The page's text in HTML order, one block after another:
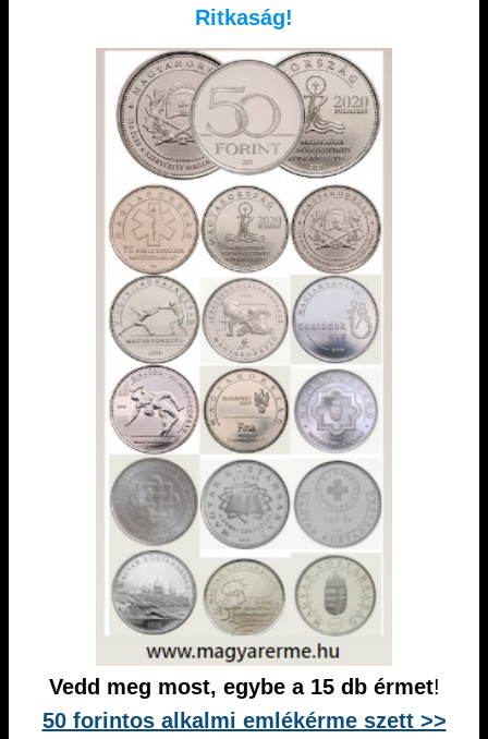
Ritkaság!
Vedd meg most, egybe a 15 db érmet!
50 forintos alkalmi emlékérme szett >>